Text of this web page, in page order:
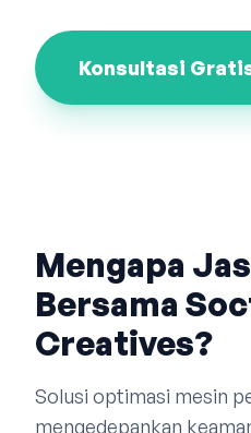
Konsultasi
Mengapa
Bersama
Creatives?
Solusi optimasi mesin
mengedepankan